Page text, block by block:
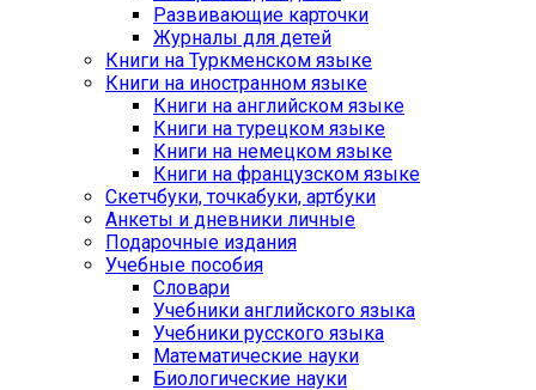
Развивающие карточки
Журналы для детей
Книги на Туркменском языке
Книги на иностранном языке
Книги на английском языке
Книги на турецком языке
Книги на немецком языке
Книги на французском языке
Cкетчбуки, точкабуки, артбуки
Анкеты и дневники личные
Подарочные издания
Учебные пособия
Словари
Учебники английского языка
Учебники русского языка
Математические науки
Биологические науки